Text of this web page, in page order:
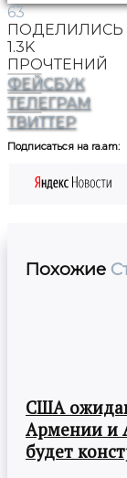
63
ПОДЕЛИЛИСЬ
1.3K
ПРОЧТЕНИЙ
ФЕЙСБУК
ТЕЛЕГРАМ
ТВИТТЕР
Подписаться на ra.am:
Похожие
США
Армении и
будет